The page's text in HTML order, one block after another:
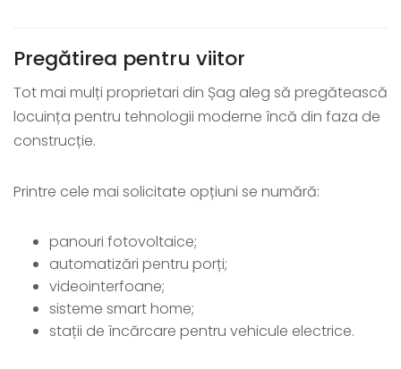
Pregătirea pentru viitor
Tot mai mulți proprietari din Șag aleg să pregătească
locuința pentru tehnologii moderne încă din faza de
construcție.
Printre cele mai solicitate opțiuni se numără:
panouri fotovoltaice;
automatizări pentru porți;
videointerfoane;
sisteme smart home;
stații de încărcare pentru vehicule electrice.